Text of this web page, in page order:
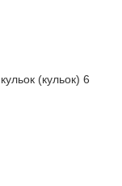
(кульок) 6